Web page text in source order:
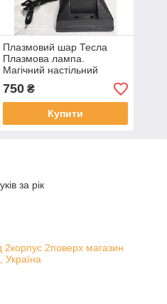
Плазмовий шар Тесла
Плазмова лампа.
Магічний настільний
нічник. Нічний світильник
Магічна куля Блискавки
Електрична куля
750₴
Купити
за рік
2поверх магазин
Україна